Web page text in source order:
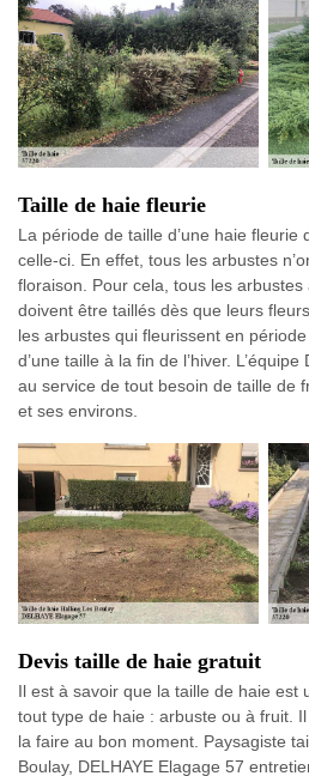
Taille de haie fleurie
La période de taille d’une haie fleurie
celle-ci. En effet, tous les arbustes
floraison. Pour cela, tous les
doivent être taillés dès que leurs
les arbustes qui fleurissent en
d’une taille à la fin de l’hiver.
au service de tout besoin de taille de
et ses environs.
Devis taille de haie gratuit
Il est à savoir que la taille de haie est
tout type de haie : arbuste ou à fruit.
la faire au bon moment. Paysagiste
Boulay, DELHAYE Elagage 57